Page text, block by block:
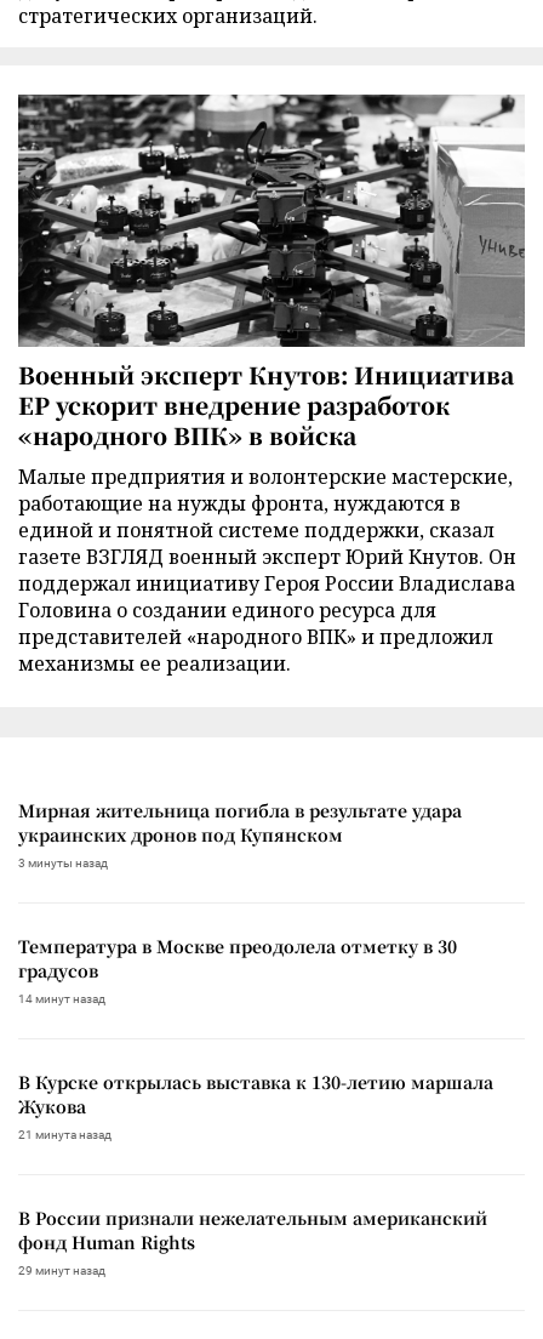
стратегических организаций.
Военный эксперт Кнутов: Инициатива
ЕР ускорит внедрение разработок
«народного ВПК» в войска
Малые предприятия и волонтерские мастерские,
работающие на нужды фронта, нуждаются в
единой и понятной системе поддержки, сказал
газете ВЗГЛЯД военный эксперт Юрий Кнутов. Он
поддержал инициативу Героя России Владислава
Головина о создании единого ресурса для
представителей «народного ВПК» и предложил
механизмы ее реализации.
Мирная жительница погибла в результате удара
украинских дронов под Купянском
3 минуты назад
Температура в Москве преодолела отметку в 30
градусов
14 минут назад
В Курске открылась выставка к 130-летию маршала
Жукова
21 минута назад
В России признали нежелательным американский
фонд Human Rights
29 минут назад